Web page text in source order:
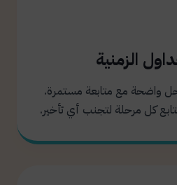
الزمنية
واضحة مع متابعة مستمرة.
كل مرحلة لتجنب أي تأخير.